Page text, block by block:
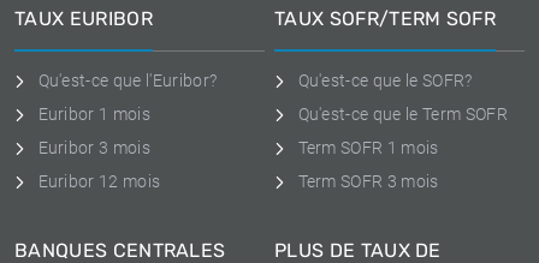
TAUX EURIBOR
Qu'est-ce que l'Euribor?
Euribor 1 mois
Euribor 3 mois
Euribor 12 mois
TAUX SOFR/TERM SOFR
Qu'est-ce que le SOFR?
Qu'est-ce que le Term SOFR
Term SOFR 1 mois
Term SOFR 3 mois
BANQUES CENTRALES
PLUS DE TAUX DE